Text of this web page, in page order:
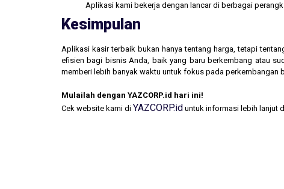
Aplikasi kami bekerja dengan lancar di berbagai
Kesimpulan
Aplikasi kasir terbaik bukan hanya tentang harga, tetapi
efisien bagi bisnis Anda, baik yang baru berkembang atau
memberi lebih banyak waktu untuk fokus pada perkembangan
Mulailah dengan YAZCORP.id hari ini!
Cek website kami di YAZCORP.id untuk informasi lebih lanjut